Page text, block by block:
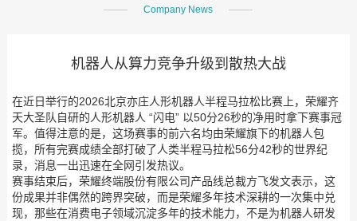
Company News
机器人从算力竞争升级到散热大战
在近日举行的2026北京亦庄人形机器人半程马拉松比赛上，荣耀齐
天大圣队自研的人形机器人 “闪电” 以50分26秒的净用时拿下赛事冠
军。值得注意的是，这场赛事的前六名均由荣耀旗下的机器人包
揽，所有完赛成绩全部打破了人类半程马拉松56分42秒的世界纪
录，消息一出迅速在全网引发热议。
赛事结束后，荣耀终端股份有限公司产品线总裁方飞发文表示，这
份成果并非偶然的跨界突破，而是荣耀多年技术深耕的一次集中兑
现，那些在消费电子领域沉淀多年的技术能力，不是为机器人研发